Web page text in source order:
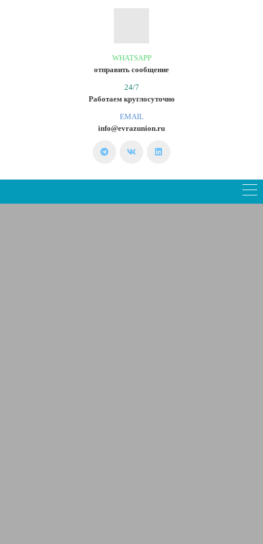
WHATSAPP
отправить сообщение
24/7
Работаем круглосуточно
EMAIL
info@evrazunion.ru